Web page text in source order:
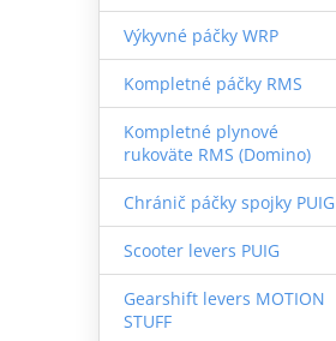
Výkyvné páčky WRP
Kompletné páčky RMS
Kompletné plynové
rukoväte RMS (Domino)
Chránič páčky spojky PUIG
Scooter levers PUIG
Gearshift levers MOTION
STUFF